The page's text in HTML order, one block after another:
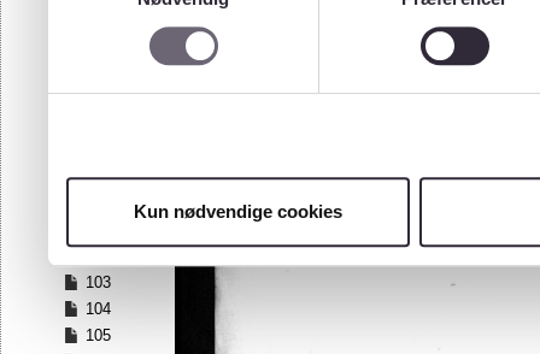
Kun nødvendige cookies
96
99
103
104
105